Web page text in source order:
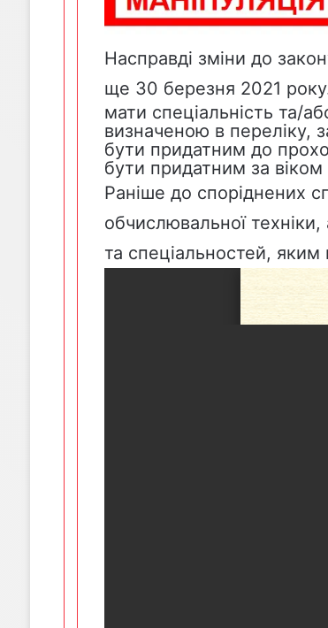
Насправді зміни до
ще 30 березня 2021
мати спеціальність та/
визначеною в переліку,
бути придатним до
бути придатним за віком
Раніше до споріднених
обчислювальної
та спеціальностей, яким